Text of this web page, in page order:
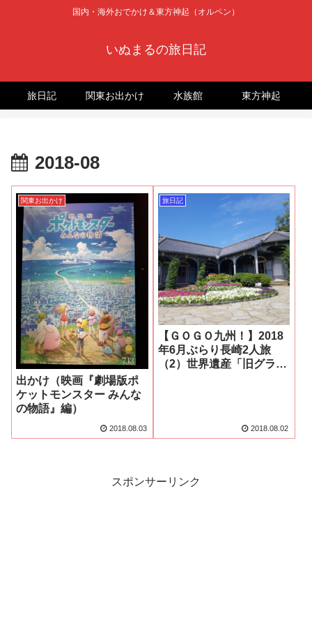
国内・海外おでかけ＆東方神起（オルペン）
いぬまるの旅日記
旅日記 関東お出かけ 水族館 東方神起
2018-08
関東お出かけ
出かけ（映画『劇場版ポ
ケットモンスター みんな
の物語』編）
2018.08.03
旅日記
【ＧＯＧＯ九州！】2018
年6月ぶらり長崎2人旅
（2）世界遺産「旧グラバ
2018.08.02
スポンサーリンク